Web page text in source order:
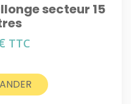
secteur 15
TTC